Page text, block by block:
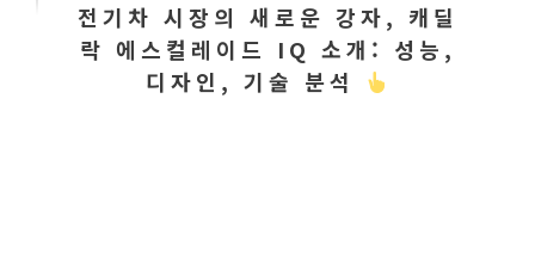
전기차 시장의 새로운 강자, 캐딜
락 에스컬레이드 IQ 소개: 성능,
디자인, 기술 분석